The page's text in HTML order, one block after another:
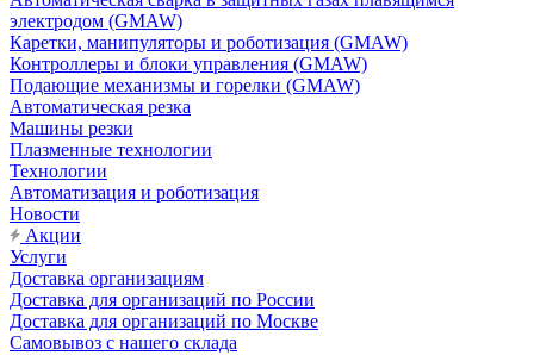
электродом (GMAW)
Каретки, манипуляторы и роботизация (GMAW)
Контроллеры и блоки управления (GMAW)
Подающие механизмы и горелки (GMAW)
Автоматическая резка
Машины резки
Плазменные технологии
Технологии
Автоматизация и роботизация
Новости
Акции
Услуги
Доставка организациям
Доставка для организаций по России
Доставка для организаций по Москве
Самовывоз с нашего склада